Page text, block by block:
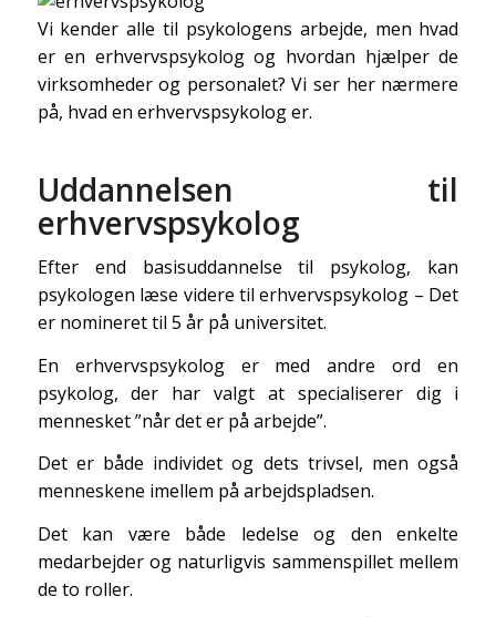
Vi kender alle til psykologens arbejde, men hvad
er en erhvervspsykolog og hvordan hjælper de
virksomheder og personalet? Vi ser her nærmere
på, hvad en erhvervspsykolog er.
Uddannelsen til
erhvervspsykolog
Efter end basisuddannelse til psykolog, kan
psykologen læse videre til erhvervspsykolog – Det
er nomineret til 5 år på universitet.
En erhvervspsykolog er med andre ord en
psykolog, der har valgt at specialiserer dig i
mennesket ”når det er på arbejde”.
Det er både individet og dets trivsel, men også
menneskene imellem på arbejdspladsen.
Det kan være både ledelse og den enkelte
medarbejder og naturligvis sammenspillet mellem
de to roller.